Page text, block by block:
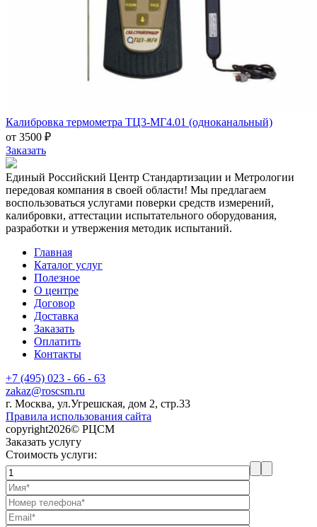
Калибровка термометра ТЦ3-МГ4.01 (одноканальный)
от 3500 ₽
Заказать
Единый Российский Центр Стандартизации и Метрологии
передовая компания в своей области! Мы предлагаем
воспользоваться услугами поверки средств измерений,
калибровки, аттестации испытательного оборудования,
разработки и утвержения методик испытаний.
Главная
Каталог услуг
Полезное
О центре
Договор
Доставка
Заказать
Оплатить
Контакты
+7 (495) 023 - 66 - 63
zakaz@roscsm.ru
г. Москва, ул.Угрешская, дом 2, стр.33
Правила использования сайта
copyright2026© РЦСМ
Заказать услугу
Стоимость услуги: